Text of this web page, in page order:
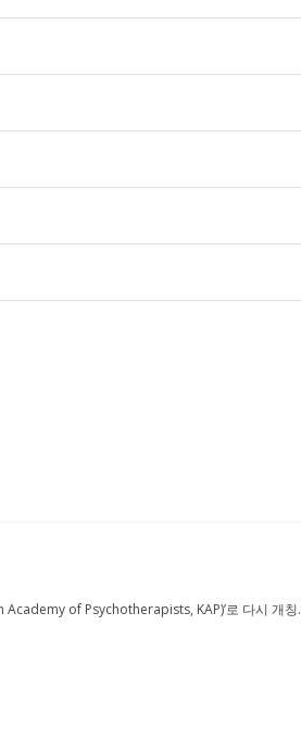
Academy of Psychotherapists, KAP)’로 다시 개칭.